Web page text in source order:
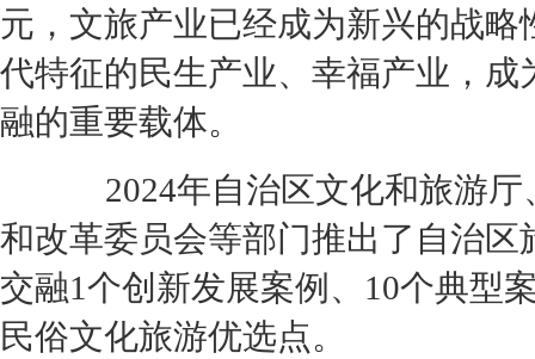
元，文旅产业已经成为新兴的战
代特征的民生产业、幸福产业，
融的重要载体。
2024年自治区文化和旅游厅
和改革委员会等部门推出了自治
交融1个创新发展案例、10个典型
民俗文化旅游优选点。